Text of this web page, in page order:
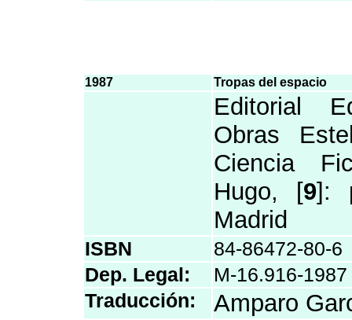
1987 Tropas del espacio
Editorial
Obras
Ciencia
Hugo, [9]:
Madrid
ISBN
84-86472-80-6
Dep. Legal:
M-16.916-1987
Traducción:
Amparo